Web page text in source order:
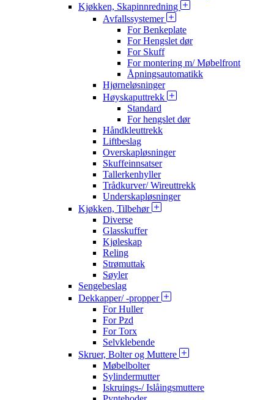
Kjøkken, Skapinnredning
Avfallssystemer
For Benkeplate
For Hengslet dør
For Skuff
For montering m/ Møbelfront
Åpningsautomatikk
Hjørneløsninger
Høyskaputtrekk
Standard
For hengslet dør
Håndkleuttrekk
Liftbeslag
Overskapløsninger
Skuffeinnsatser
Tallerkenhyller
Trådkurver/ Wireuttrekk
Underskapløsninger
Kjøkken, Tilbehør
Diverse
Glasskuffer
Kjøleskap
Reling
Strømuttak
Søyler
Sengebeslag
Dekkapper/ -propper
For Huller
For Pzd
For Torx
Selvklebende
Skruer, Bolter og Muttere
Møbelbolter
Sylindermutter
Iskruings-/ Islåingsmuttere